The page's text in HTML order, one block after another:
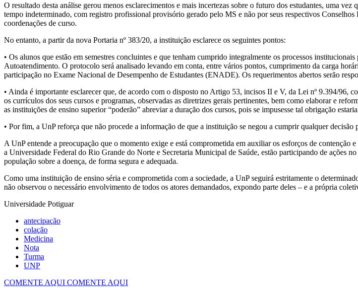
O resultado desta análise gerou menos esclarecimentos e mais incertezas sobre o futuro dos estudantes, uma
tempo indeterminado, com registro profissional provisório gerado pelo MS e não por seus respectivos
coordenações de curso.
No entanto, a partir da nova Portaria nº 383/20, a instituição esclarece os seguintes pontos:
• Os alunos que estão em semestres concluintes e que tenham cumprido integralmente os processos
Autoatendimento. O protocolo será analisado levando em conta, entre vários pontos, cumprimento da carga
participação no Exame Nacional de Desempenho de Estudantes (ENADE). Os requerimentos abertos serão
• Ainda é importante esclarecer que, de acordo com o disposto no Artigo 53, incisos II e V, da Lei nº 9.394/96,
os currículos dos seus cursos e programas, observadas as diretrizes gerais pertinentes, bem como elaborar e
as instituições de ensino superior “poderão” abreviar a duração dos cursos, pois se impusesse tal obrigação
• Por fim, a UnP reforça que não procede a informação de que a instituição se negou a cumprir qualquer
A UnP entende a preocupação que o momento exige e está comprometida em auxiliar os esforços de
a Universidade Federal do Rio Grande do Norte e Secretaria Municipal de Saúde, estão participando de ações
população sobre a doença, de forma segura e adequada.
Como uma instituição de ensino séria e comprometida com a sociedade, a UnP seguirá estritamente o
não observou o necessário envolvimento de todos os atores demandados, expondo parte deles – e a própria
Universidade Potiguar
antecipação
colação
Medicina
Nota
Turma
UNP
COMENTE AQUI COMENTE AQUI